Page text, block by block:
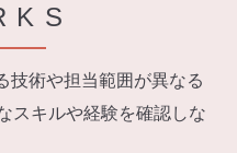
技術や担当範囲が異なる
スキルや経験を確認しな